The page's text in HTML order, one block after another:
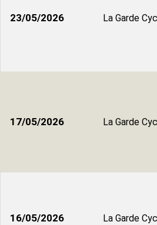
23/05/2026 La Garde
17/05/2026 La Garde
16/05/2026 La Garde